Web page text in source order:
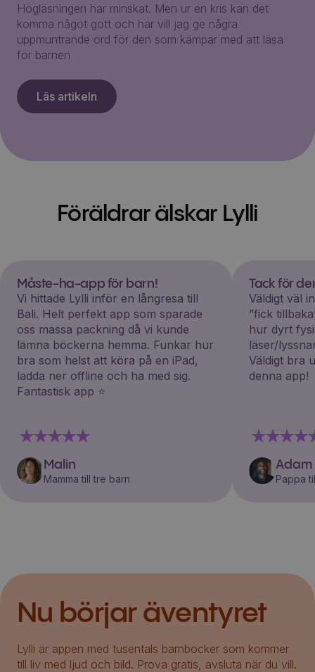
Högläsningen har minskat. Men ur en kris kan det
komma något gott och här vill jag ge några
uppmuntrande ord för den som kämpar med att läsa
för barnen
Läs artikeln
Föräldrar älskar Lylli
Måste-ha-app för barn!
Vi hittade Lylli inför en långresa till
Bali. Helt perfekt app som sparade
oss massa packning då vi kunde
lämna böckerna hemma. Funkar hur
bra som helst att köra på en iPad,
ladda ner offline och ha med sig.
Fantastisk app ⭐️
Malin
Mamma till tre barn
Tack för
Väldigt väl
”fick
hur dyrt
läser/
Väldigt bra
denna app!
Adam
Pappa
Nu börjar äventyret
Lylli är appen med tusentals barnböcker som kommer
till liv med ljud och bild. Prova gratis, avsluta när du vill.